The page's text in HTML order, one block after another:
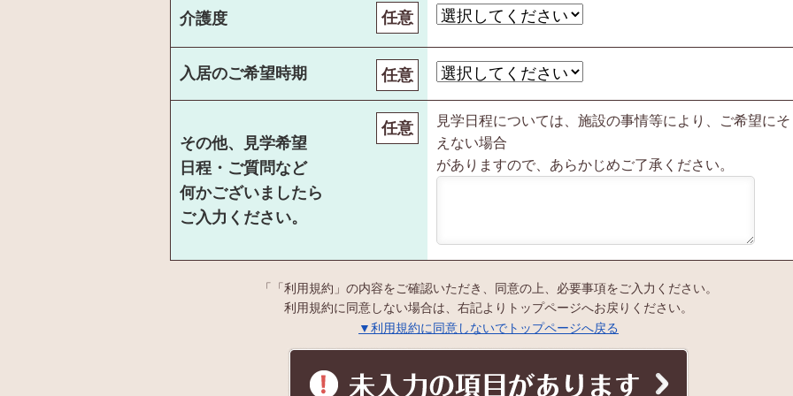
介護度 任意
入居のご希望時期 任意
その他、見学希望
日程・ご質問など
何かございましたら
ご入力ください。
任意
見学日程については、施設の事情等により、ご希望にそ
えない場合
がありますので、あらかじめご了承ください。
「「利用規約」の内容をご確認いただき、同意の上、必要事項をご入力ください。
利用規約に同意しない場合は、右記よりトップページへお戻りください。
▼利用規約に同意しないでトップページへ戻る